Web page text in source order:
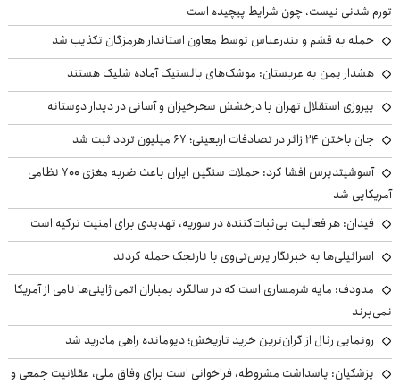
تورم شدنی نیست، چون شرایط پیچیده است
حمله به قشم و بندرعباس توسط معاون استاندار هرمزگان تکذیب شد
هشدار یمن به عربستان: موشک‌های بالستیک آماده شلیک هستند
پیروزی استقلال تهران با درخشش سحرخیزان و آسانی در دیدار دوستانه
جان باختن ۲۴ زائر در تصادفات اربعینی؛ ۶۷ میلیون تردد ثبت شد
آسوشیتدپرس افشا کرد: حملات سنگین ایران باعث ضربه مغزی ۷۰۰ نظامی
آمریکایی شد
فیدان: هر فعالیت بی‌ثبات‌کننده در سوریه، تهدیدی برای امنیت ترکیه است
اسرائیلی‌ها به خبرنگار پرس‌تی‌وی با نارنجک حمله کردند
مدودف: مایه شرمساری است که در سالگرد بمباران اتمی ژاپنی‌ها نامی از آمریکا
نمی‌برند
رونمایی رئال از گران‌ترین خرید تاریخش؛ دیومانده راهی مادرید شد
پزشکیان: پاسداشت مشروطه، فراخوانی است برای وفاق ملی، عقلانیت جمعی و